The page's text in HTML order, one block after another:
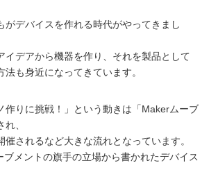
がデバイスを作れる時代がやってきまし
イデアから機器を作り、それを製品として
も身近になってきています。
作りに挑戦！」という動きは「Makerムーブ
、
催されるなど大きな流れとなっています。
メントの旗手の立場から書かれたデバイス